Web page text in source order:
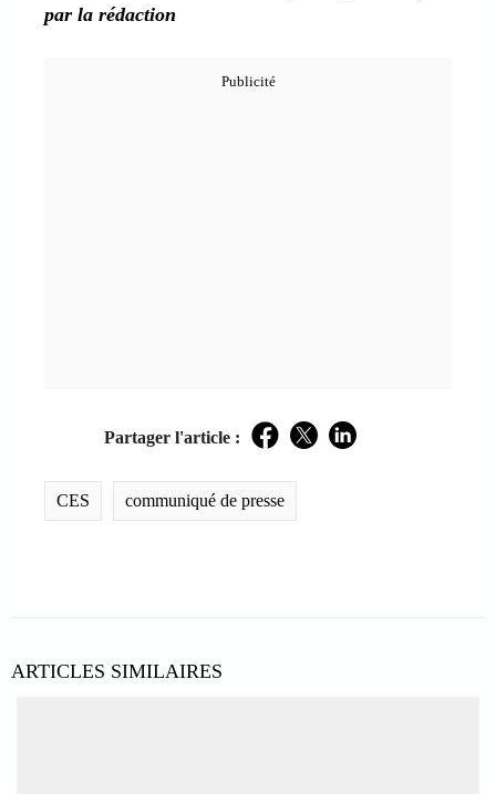
par la rédaction
Partager l'article : Facebook
TwitterLinkedIn
CES communiqué de presse
ARTICLES SIMILAIRES